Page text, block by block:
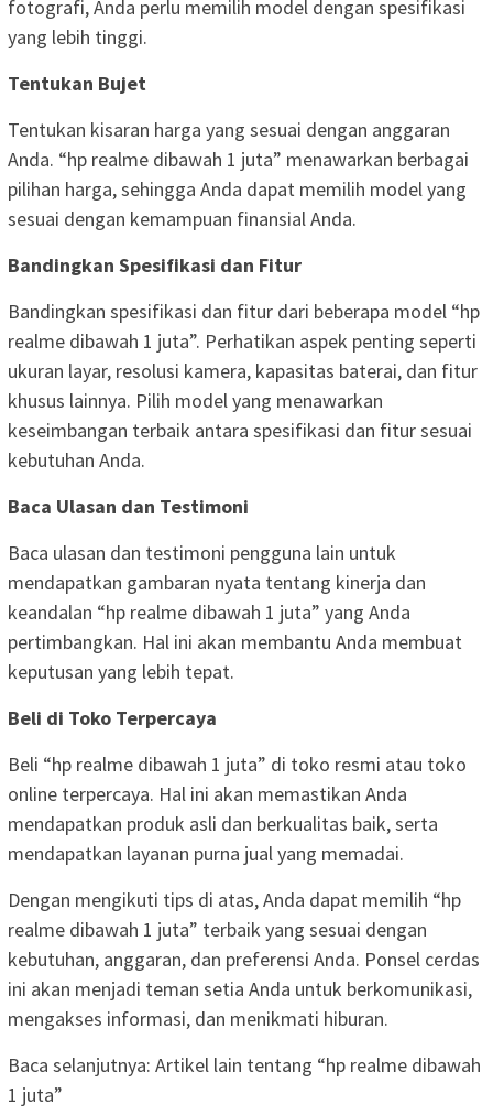
fotografi, Anda perlu memilih model dengan spesifikasi
yang lebih tinggi.
Tentukan Bujet
Tentukan kisaran harga yang sesuai dengan anggaran
Anda. “hp realme dibawah 1 juta” menawarkan berbagai
pilihan harga, sehingga Anda dapat memilih model yang
sesuai dengan kemampuan finansial Anda.
Bandingkan Spesifikasi dan Fitur
Bandingkan spesifikasi dan fitur dari beberapa model “hp
realme dibawah 1 juta”. Perhatikan aspek penting seperti
ukuran layar, resolusi kamera, kapasitas baterai, dan fitur
khusus lainnya. Pilih model yang menawarkan
keseimbangan terbaik antara spesifikasi dan fitur sesuai
kebutuhan Anda.
Baca Ulasan dan Testimoni
Baca ulasan dan testimoni pengguna lain untuk
mendapatkan gambaran nyata tentang kinerja dan
keandalan “hp realme dibawah 1 juta” yang Anda
pertimbangkan. Hal ini akan membantu Anda membuat
keputusan yang lebih tepat.
Beli di Toko Terpercaya
Beli “hp realme dibawah 1 juta” di toko resmi atau toko
online terpercaya. Hal ini akan memastikan Anda
mendapatkan produk asli dan berkualitas baik, serta
mendapatkan layanan purna jual yang memadai.
Dengan mengikuti tips di atas, Anda dapat memilih “hp
realme dibawah 1 juta” terbaik yang sesuai dengan
kebutuhan, anggaran, dan preferensi Anda. Ponsel cerdas
ini akan menjadi teman setia Anda untuk berkomunikasi,
mengakses informasi, dan menikmati hiburan.
Baca selanjutnya: Artikel lain tentang “hp realme dibawah
1 juta”